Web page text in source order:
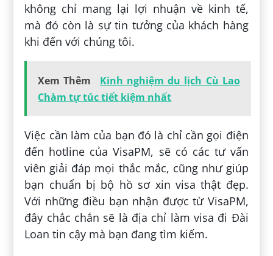
không chỉ mang lại lợi nhuận về kinh tế,
mà đó còn là sự tin tưởng của khách hàng
khi đến với chúng tôi.
Xem Thêm
Kinh nghiệm du lịch Cù Lao
Chàm tự túc tiết kiệm nhất
Việc cần làm của bạn đó là chỉ cần gọi điện
đến hotline của VisaPM, sẽ có các tư vấn
viên giải đáp mọi thắc mắc, cũng như giúp
bạn chuẩn bị bộ hồ sơ xin visa thật đẹp.
Với những điều bạn nhận được từ VisaPM,
đây chắc chắn sẽ là địa chỉ làm visa đi Đài
Loan tin cậy mà bạn đang tìm kiếm.